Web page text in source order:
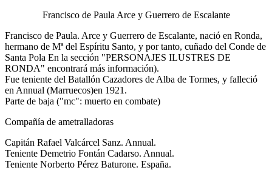
Francisco de Paula Arce y Guerrero de Escalante
Francisco de Paula. Arce y Guerrero de Escalante, nació en Ronda,
hermano de Mª del Espíritu Santo, y por tanto, cuñado del Conde de
Santa Pola En la sección "PERSONAJES ILUSTRES DE
RONDA" encontrará más información).
Fue teniente del Batallón Cazadores de Alba de Tormes, y falleció
en Annual (Marruecos)en 1921.
Parte de baja ("mc": muerto en combate)
Compañía de ametralladoras
Capitán Rafael Valcárcel Sanz. Annual.
Teniente Demetrio Fontán Cadarso. Annual.
Teniente Norberto Pérez Baturone. España.